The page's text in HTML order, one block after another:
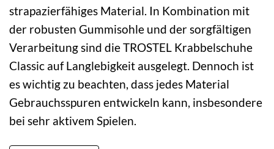
strapazierfähiges Material. In Kombination mit
der robusten Gummisohle und der sorgfältigen
Verarbeitung sind die TROSTEL Krabbelschuhe
Classic auf Langlebigkeit ausgelegt. Dennoch ist
es wichtig zu beachten, dass jedes Material
Gebrauchsspuren entwickeln kann, insbesondere
bei sehr aktivem Spielen.